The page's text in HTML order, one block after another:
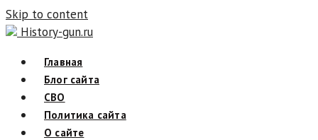
Skip to content
History-gun.ru
Главная
Блог сайта
СВО
Политика сайта
О сайте